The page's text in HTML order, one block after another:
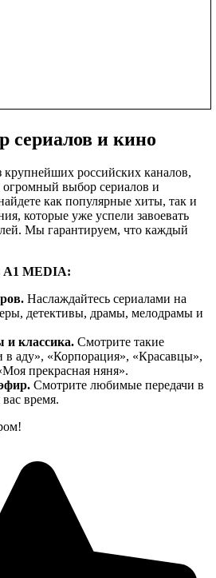
и кино
российских каналов,
выбор сериалов и
как популярные хиты, так и
которые уже успели завоевать
Мы гарантируем, что каждый
A1 MEDIA:
Наслаждайтесь сериалами на
детективы, драмы, мелодрамы и
классика. Смотрите такие
в аду», «Корпорация», «Красавцы»,
прекрасная няня».
Смотрите любимые передачи в
время.